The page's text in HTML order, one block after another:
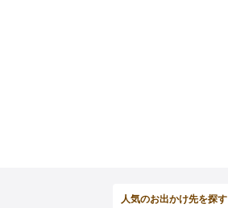
人気のお出かけ先を探す